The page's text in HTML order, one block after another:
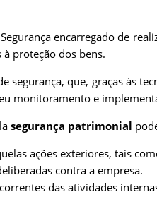
encarregado de
à proteção dos bens.
segurança, que, graças às
monitoramento e
segurança patrimonial
ações exteriores, tais
contra a empresa.
das atividades